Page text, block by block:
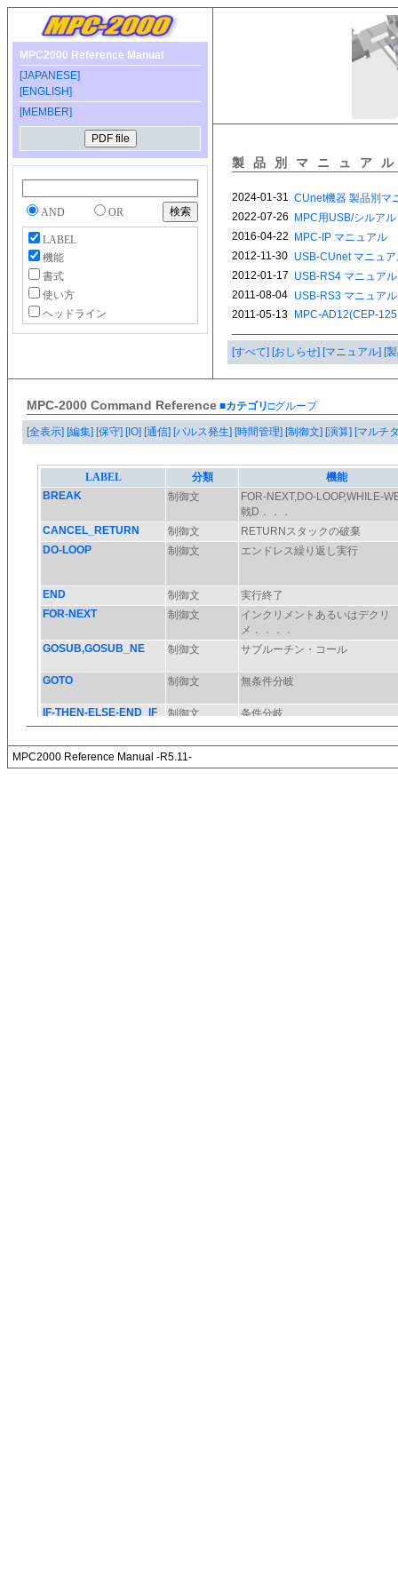
MPC2000 Reference Manual
[JAPANESE]
[ENGLISH]
[MEMBER]
AND OR
LABEL
機能
書式
使い方
ヘッドライン
製品別マニュア
[すべて] [おしらせ] [マニュアル] [
MPC-2000 Command Reference ■カテゴリ□グループ
[全表示] [編集] [保守] [IO] [通信] [パルス発生] [時間管理] [制御文] [演算] [マルチ
MPC2000 Reference Manual -R5.11-